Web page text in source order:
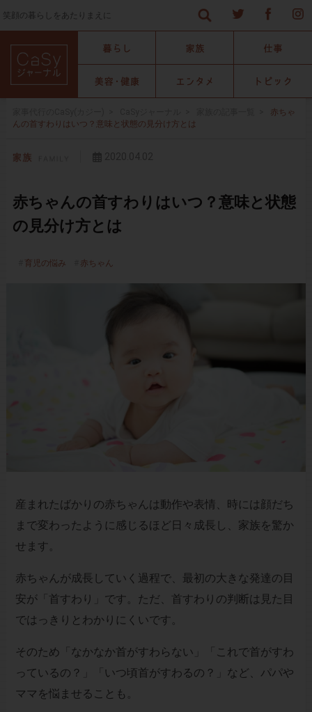
笑顔の暮らしをあたりまえに
赤ちゃ
んの首すわりはいつ？意味と状態の見分け方とは
赤ちゃんの首すわりはいつ？意味と状態
の見分け方とは
育児の悩み 赤ちゃん
産まれたばかりの赤ちゃんは動作や表情、時には顔だち
まで変わったように感じるほど日々成長し、家族を驚か
せます。
赤ちゃんが成長していく過程で、最初の大きな発達の目
安が「首すわり」です。ただ、首すわりの判断は見た目
ではっきりとわかりにくいです。
そのため「なかなか首がすわらない」「これで首がすわ
っているの？」「いつ頃首がすわるの？」など、パパや
ママを悩ませることも。